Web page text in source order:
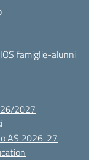
famiglie-alunni
2027
AS 2026-27